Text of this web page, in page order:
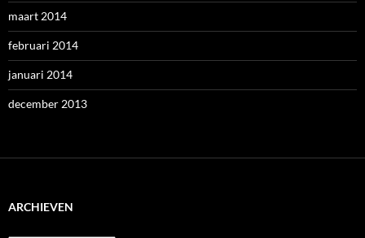
maart 2014
februari 2014
januari 2014
december 2013
ARCHIEVEN